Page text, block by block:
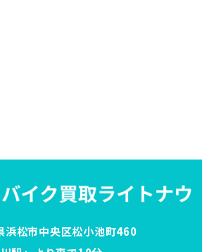
松市中央区松小池町460